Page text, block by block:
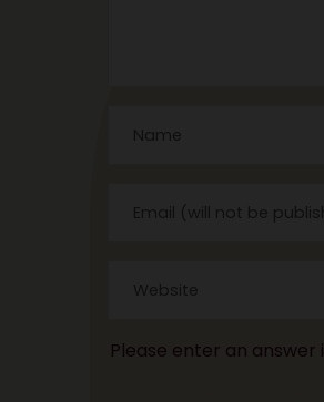
Please enter an answer